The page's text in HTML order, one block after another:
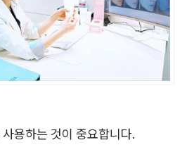
사용하는 것이 중요합니다.